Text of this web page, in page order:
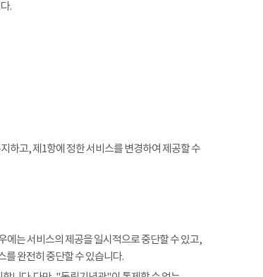
.
하고, 제1항에 정한 서비스를 변경하여 제공할 수
에는 서비스의 제공을 일시적으로 중단할 수 있고,
완전히 중단할 수 있습니다.